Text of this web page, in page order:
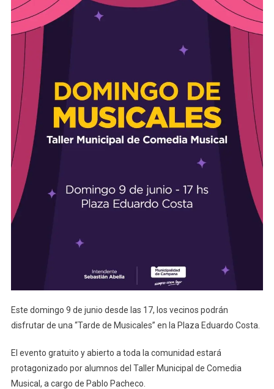
Este domingo 9 de junio desde las 17, los vecinos podrán
disfrutar de una “Tarde de Musicales” en la Plaza Eduardo Costa.
El evento gratuito y abierto a toda la comunidad estará
protagonizado por alumnos del Taller Municipal de Comedia
Musical, a cargo de Pablo Pacheco.